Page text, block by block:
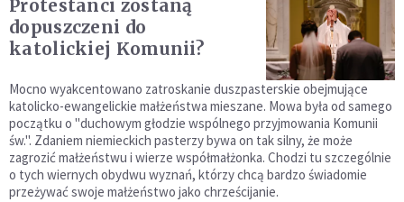
Protestanci zostaną
dopuszczeni do
katolickiej Komunii?
Mocno wyakcentowano zatroskanie duszpasterskie obejmujące
katolicko-ewangelickie małżeństwa mieszane. Mowa była od samego
początku o "duchowym głodzie wspólnego przyjmowania Komunii
św.". Zdaniem niemieckich pasterzy bywa on tak silny, że może
zagrozić małżeństwu i wierze współmałżonka. Chodzi tu szczególnie
o tych wiernych obydwu wyznań, którzy chcą bardzo świadomie
przeżywać swoje małżeństwo jako chrześcijanie.